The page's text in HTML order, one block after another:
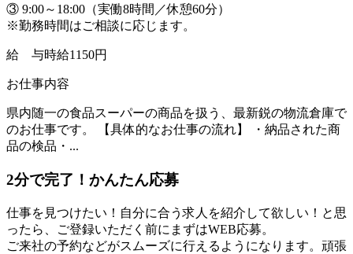
③ 9:00～18:00（実働8時間／休憩60分）
※勤務時間はご相談に応じます。
給 与時給1150円
お仕事内容
県内随一の食品スーパーの商品を扱う、最新鋭の物流倉庫で
のお仕事です。 【具体的なお仕事の流れ】 ・納品された商
品の検品・...
2分で完了！かんたん応募
仕事を見つけたい！自分に合う求人を紹介して欲しい！と思
ったら、ご登録いただく前にまずはWEB応募。
ご来社の予約などがスムーズに行えるようになります。頑張